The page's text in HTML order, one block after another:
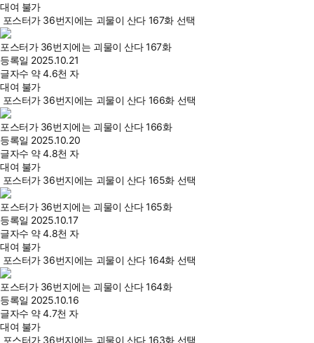
대여 불가
포스터가 36번지에는 괴물이 산다 167화 선택
포스터가 36번지에는 괴물이 산다 167화
등록일 2025.10.21
글자수 약 4.6천 자
대여 불가
포스터가 36번지에는 괴물이 산다 166화 선택
포스터가 36번지에는 괴물이 산다 166화
등록일 2025.10.20
글자수 약 4.8천 자
대여 불가
포스터가 36번지에는 괴물이 산다 165화 선택
포스터가 36번지에는 괴물이 산다 165화
등록일 2025.10.17
글자수 약 4.8천 자
대여 불가
포스터가 36번지에는 괴물이 산다 164화 선택
포스터가 36번지에는 괴물이 산다 164화
등록일 2025.10.16
글자수 약 4.7천 자
대여 불가
포스터가 36번지에는 괴물이 산다 163화 선택